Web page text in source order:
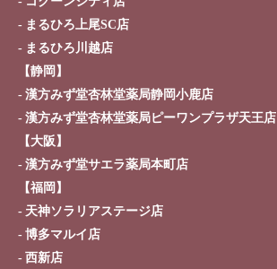
まるひろ上尾SC店
まるひろ川越店
【静岡】
漢方みず堂杏林堂薬局静岡小鹿店
漢方みず堂杏林堂薬局ピーワンプラザ天王店
【大阪】
漢方みず堂サエラ薬局本町店
【福岡】
天神ソラリアステージ店
博多マルイ店
西新店